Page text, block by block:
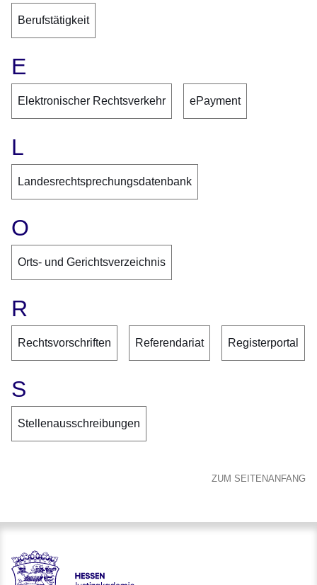
Berufstätigkeit
E
Elektronischer Rechtsverkehr ePayment
L
Landesrechtsprechungsdatenbank
O
Orts- und Gerichtsverzeichnis
R
Rechtsvorschriften Referendariat Registerportal
S
Stellenausschreibungen
ZUM SEITENANFANG